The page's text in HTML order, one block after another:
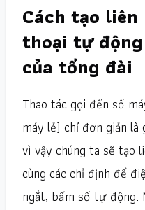
Cách tạo
thoại tự
của tổng đài
Thao tác gọi đến số
máy lẻ) chỉ đơn giản là
vì vậy chúng ta sẽ tạo
cùng các chỉ định để
ngắt, bấm số tự động.